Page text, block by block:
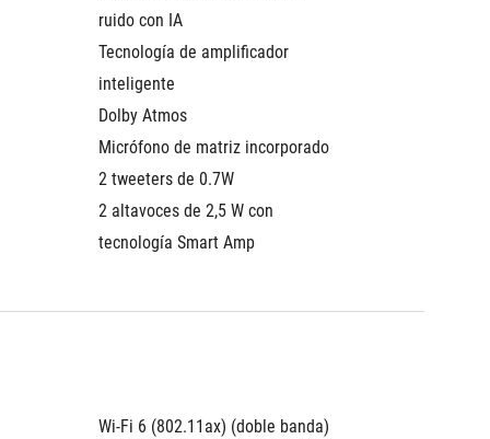
ruido con IA
Tecnología de amplificador
inteligente
Dolby Atmos
Micrófono de matriz incorporado
2 tweeters de 0.7W
2 altavoces de 2,5 W con
tecnología Smart Amp
Wi-Fi 6 (802.11ax) (doble banda)